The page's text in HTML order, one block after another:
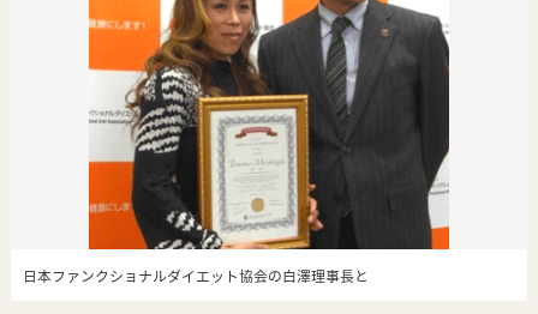
日本ファンクショナルダイエット協会の白澤理事長と